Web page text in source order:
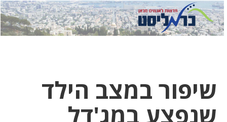
לחץ
כאן
לחץ
כדי
שיפור במצב הילד
שנפצע במג'דל